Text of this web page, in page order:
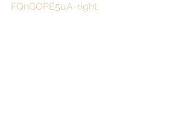
FQnGOPE5uA-right